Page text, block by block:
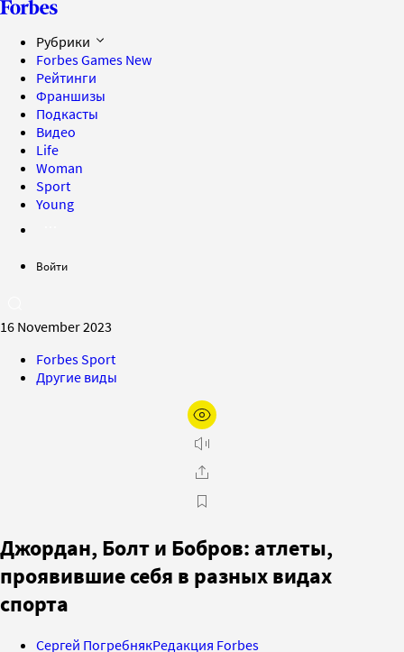
Рубрики
Forbes Games New
Рейтинги
Франшизы
Подкасты
Видео
Life
Woman
Sport
Young
Войти
16 November 2023
Forbes Sport
Другие виды
Джордан, Болт и Бобров: атлеты,
проявившие себя в разных видах
спорта
Сергей ПогребнякРедакция Forbes